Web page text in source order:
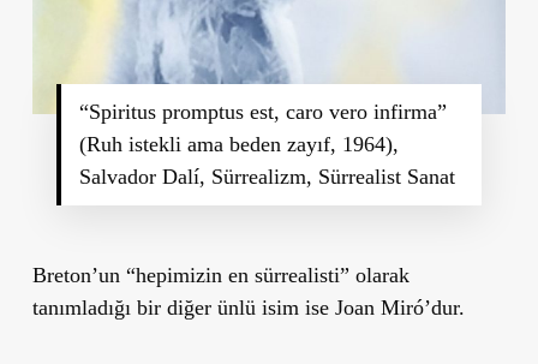
“Spiritus promptus est, caro vero infirma”
(Ruh istekli ama beden zayıf, 1964),
Salvador Dalí, Sürrealizm, Sürrealist Sanat
Breton’un “hepimizin en sürrealisti” olarak
tanımladığı bir diğer ünlü isim ise Joan Miró’dur.